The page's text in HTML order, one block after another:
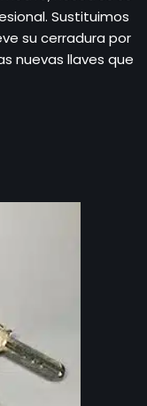
Sustituimos
su cerradura por
nuevas llaves que